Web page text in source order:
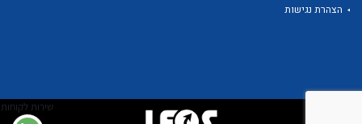
שירות לקוחות
הצהרת נגישות